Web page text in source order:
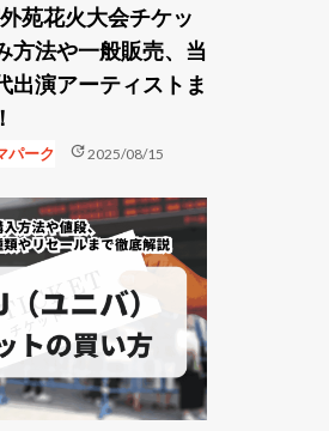
外苑花火大会チケッ
方法や一般販売、当
出演アーティストま
パーク update2025/08/15